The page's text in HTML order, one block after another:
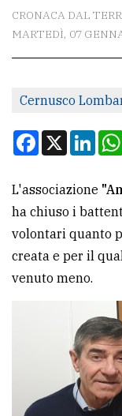
la
Cerca
per
comune
Ricerca
avanzata
TESTATE
CRONACA DAL
MARTEDÌ, 07
Cernusco
Facebook
X
L'associazione
ha chiuso i
volontari quanto
creata e per il
venuto meno.